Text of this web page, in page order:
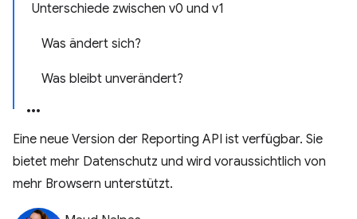
Unterschiede zwischen v0 und v1
Was ändert sich?
Was bleibt unverändert?
Eine neue Version der Reporting API ist verfügbar. Sie
bietet mehr Datenschutz und wird voraussichtlich von
mehr Browsern unterstützt.